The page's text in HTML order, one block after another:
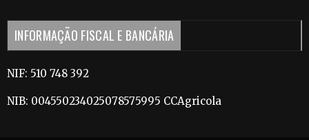
INFORMAÇÃO FISCAL E BANCÁRIA
NIF: 510 748 392
NIB: 004550234025078575995 CCAgricola